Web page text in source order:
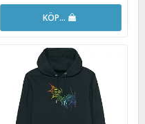
KÖP…